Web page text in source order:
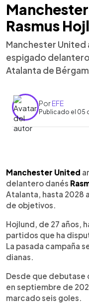
Rasmus
Manchester
espigado
Atalanta de
PorEFE
Publicado el 05
Escuchar
Manchester United
delantero danés
Atalanta, hasta 2028
de objetivos.
Hojlund, de 27 años,
partidos que ha
La pasada campaña
dianas.
Desde que debutase
en septiembre de
marcado seis goles.